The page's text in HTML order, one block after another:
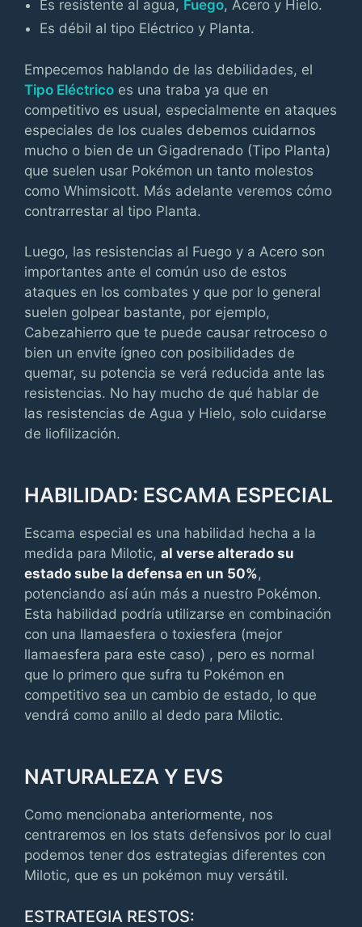
Es resistente al agua, Fuego, Acero y Hielo.
Es débil al tipo Eléctrico y Planta.
Empecemos hablando de las debilidades, el
Tipo Eléctrico es una traba ya que en
competitivo es usual, especialmente en ataques
especiales de los cuales debemos cuidarnos
mucho o bien de un Gigadrenado (Tipo Planta)
que suelen usar Pokémon un tanto molestos
como Whimsicott. Más adelante veremos cómo
contrarrestar al tipo Planta.
Luego, las resistencias al Fuego y a Acero son
importantes ante el común uso de estos
ataques en los combates y que por lo general
suelen golpear bastante, por ejemplo,
Cabezahierro que te puede causar retroceso o
bien un envite ígneo con posibilidades de
quemar, su potencia se verá reducida ante las
resistencias. No hay mucho de qué hablar de
las resistencias de Agua y Hielo, solo cuidarse
de liofilización.
HABILIDAD: ESCAMA ESPECIAL
Escama especial es una habilidad hecha a la
medida para Milotic, al verse alterado su
estado sube la defensa en un 50%,
potenciando así aún más a nuestro Pokémon.
Esta habilidad podría utilizarse en combinación
con una llamaesfera o toxiesfera (mejor
llamaesfera para este caso) , pero es normal
que lo primero que sufra tu Pokémon en
competitivo sea un cambio de estado, lo que
vendrá como anillo al dedo para Milotic.
NATURALEZA Y EVS
Como mencionaba anteriormente, nos
centraremos en los stats defensivos por lo cual
podemos tener dos estrategias diferentes con
Milotic, que es un pokémon muy versátil.
ESTRATEGIA RESTOS: